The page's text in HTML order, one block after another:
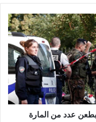
عدد من المارة